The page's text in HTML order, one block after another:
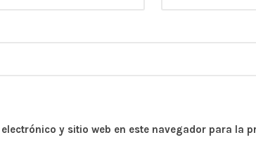
y sitio web en este navegador para la